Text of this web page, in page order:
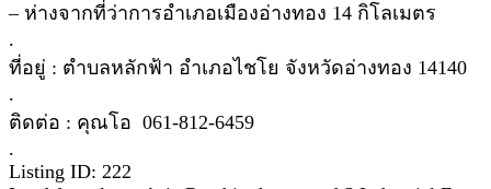
– ห่างจากที่ว่าการอำเภอเมืองอ่างทอง 14 กิโลเมตร
.
ที่อยู่ : ตำบลหลักฟ้า อำเภอไชโย จังหวัดอ่างทอง 14140
.
ติดต่อ : คุณโอ 061-812-6459​
.
Listing ID: 222